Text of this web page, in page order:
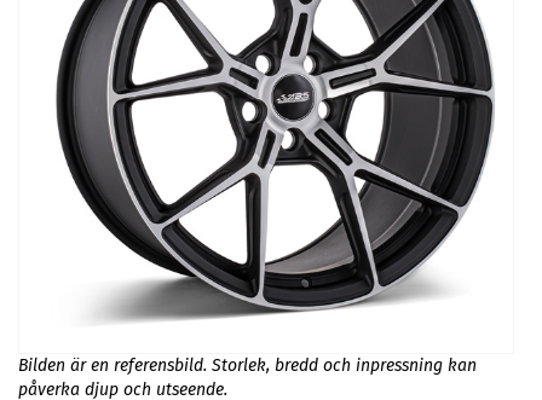
Bilden är en referensbild. Storlek, bredd och inpressning kan
påverka djup och utseende.